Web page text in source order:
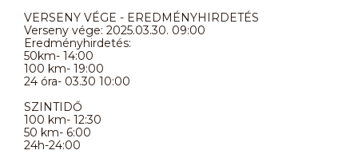
VERSENY VÉGE - EREDMÉNYHIRDETÉS
Verseny vége: 2025.03.30. 09:00
Eredményhirdetés:
50km- 14:00
100 km- 19:00
24 óra- 03.30 10:00
SZINTIDŐ
100 km- 12:30
50 km- 6:00
24h-24:00